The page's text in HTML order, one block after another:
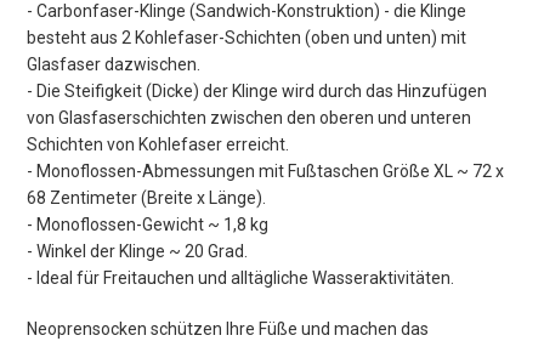
- Carbonfaser-Klinge (Sandwich-Konstruktion) - die Klinge
besteht aus 2 Kohlefaser-Schichten (oben und unten) mit
Glasfaser dazwischen.
- Die Steifigkeit (Dicke) der Klinge wird durch das Hinzufügen
von Glasfaserschichten zwischen den oberen und unteren
Schichten von Kohlefaser erreicht.
- Monoflossen-Abmessungen mit Fußtaschen Größe XL ~ 72 x
68 Zentimeter (Breite x Länge).
- Monoflossen-Gewicht ~ 1,8 kg
- Winkel der Klinge ~ 20 Grad.
- Ideal für Freitauchen und alltägliche Wasseraktivitäten.
Neoprensocken schützen Ihre Füße und machen das